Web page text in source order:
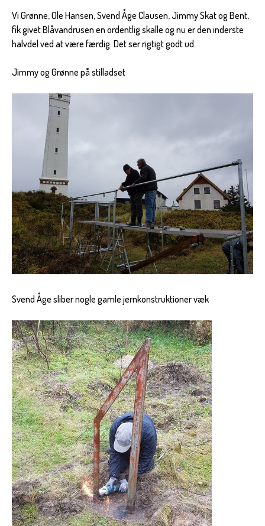
Vi Grønne, Ole Hansen, Svend Åge Clausen, Jimmy Skat og Bent,
fik givet Blåvandrusen en ordentlig skalle og nu er den inderste
halvdel ved at være færdig. Det ser rigtigt godt ud.
Jimmy og Grønne på stilladset
Svend Åge sliber nogle gamle jernkonstruktioner væk